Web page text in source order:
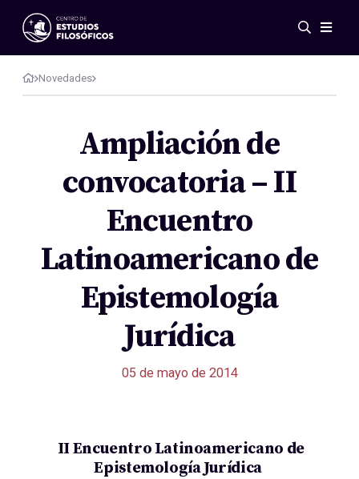
Eventos
Novedades
Investigación
Publicaciones
Galería
Acerca de nosotros
Reglamento
Novedades
Ampliación de
convocatoria – II
Encuentro
Latinoamericano de
Epistemología
Jurídica
05 de mayo de 2014
II Encuentro Latinoamericano de
Epistemología Jurídica